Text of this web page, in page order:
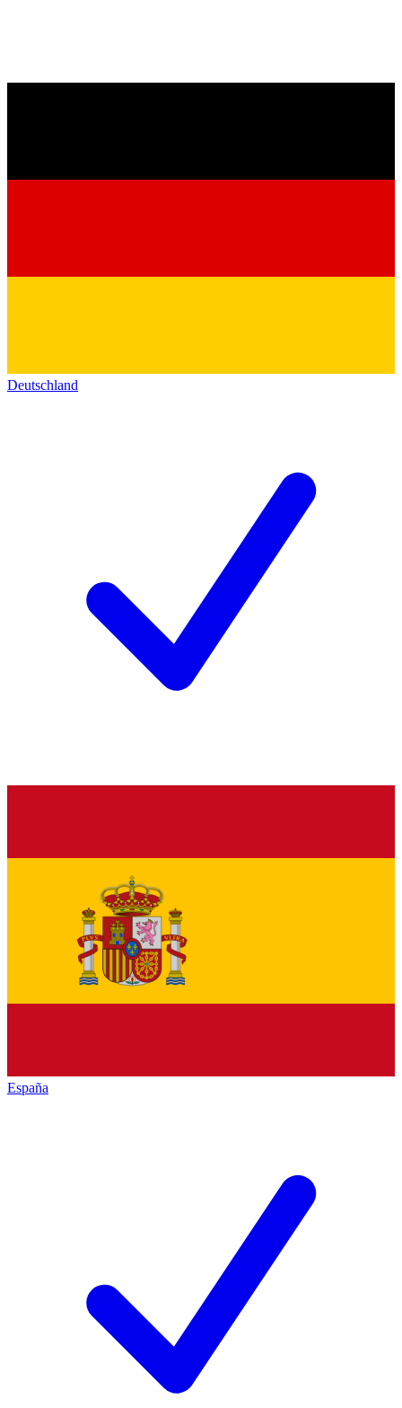
Deutschland
España